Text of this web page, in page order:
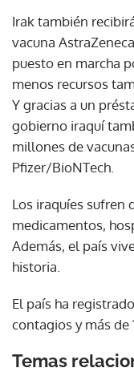
Irak también
vacuna
puesto en marcha
menos recursos
Y gracias a un
gobierno iraquí
millones de
Pfizer/BioNTech.
Los iraquíes sufren
medicamentos,
Además, el país
historia.
El país ha
contagios y más de
Temas